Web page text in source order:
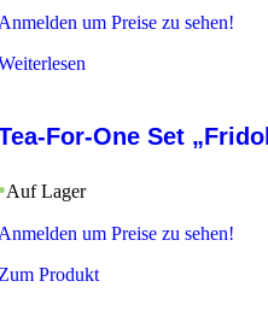
um Preise zu sehen!
For-One Set
Auf Lager
um Preise zu sehen!
Produkt